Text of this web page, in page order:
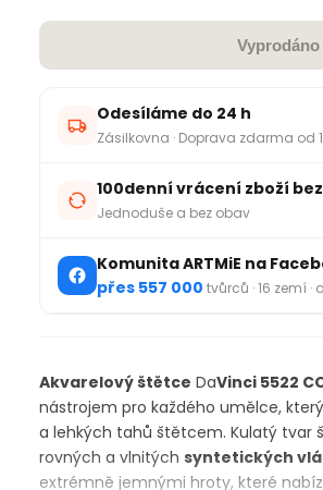
Vyprodáno
Odesíláme do 24 h
Zásilkovna · Doprava zdarma od
100denní vrácení zboží
Jednoduše a bez obav
Komunita ARTMiE na
přes 557 000 tvůrců · 16 zemí ·
Akvarelový štětce DaVinci 5522
nástrojem pro každého umělce,
a lehkých tahů štětcem. Kulatý tvar
rovných a vlnitých syntetických
extrémně jemnými hroty, které